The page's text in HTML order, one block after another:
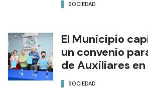
SOCIEDAD
El Municipio
un convenio
de Auxiliares
SOCIEDAD